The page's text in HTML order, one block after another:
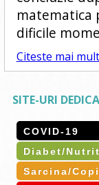
matematica
dificile
Citeste mai mult
SITE-URI
COVID-19
Diabet/
Sarcina/